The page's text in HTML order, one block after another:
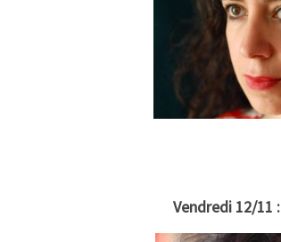
Vendredi 12/11 :